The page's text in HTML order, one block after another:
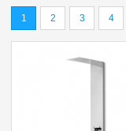
1 2 3 4